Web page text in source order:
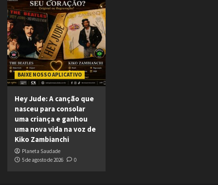
BAIXE NOSSO APLICATIVO
Hey Jude: A canção que
nasceu para consolar
uma criança e ganhou
uma nova vida na voz de
Kiko Zambianchi
Planeta Saudade
5 de agosto de 2026
0